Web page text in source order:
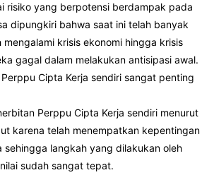
risiko yang berpotensi berdampak pada
dipungkiri bahwa saat ini telah banyak
krisis ekonomi hingga krisis
gagal dalam melakukan antisipasi awal.
Cipta Kerja sendiri sangat penting
Perppu Cipta Kerja sendiri menurut
karena telah menempatkan kepentingan
sehingga langkah yang dilakukan oleh
sudah sangat tepat.